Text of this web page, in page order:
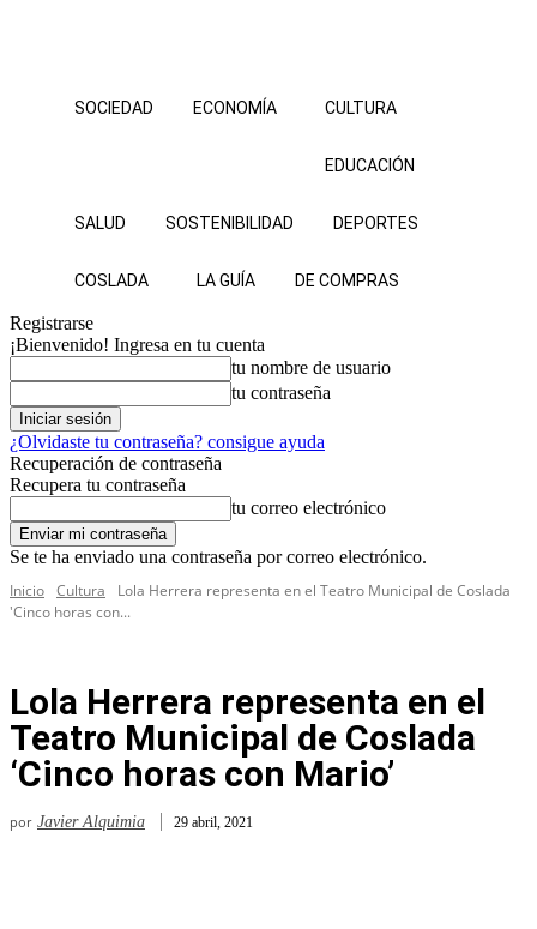
SOCIEDAD ECONOMÍA CULTURA
EDUCACIÓN
SALUD SOSTENIBILIDAD DEPORTES
COSLADA LA GUÍA DE COMPRAS
Registrarse
¡Bienvenido! Ingresa en tu cuenta
tu nombre de usuario
tu contraseña
¿Olvidaste tu contraseña? consigue ayuda
Recuperación de contraseña
Recupera tu contraseña
tu correo electrónico
Se te ha enviado una contraseña por correo electrónico.
Inicio Cultura
Lola Herrera representa en el Teatro Municipal de Coslada
'Cinco horas con...
Lola Herrera representa en el
Teatro Municipal de Coslada
‘Cinco horas con Mario’
por Javier Alquimia 29 abril, 2021